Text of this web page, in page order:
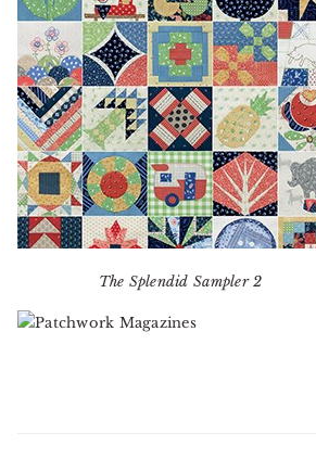
The Splendid Sampler 2